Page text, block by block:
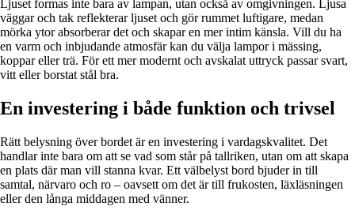
Ljuset formas inte bara av lampan, utan också av omgivningen. Ljusa
väggar och tak reflekterar ljuset och gör rummet luftigare, medan
mörka ytor absorberar det och skapar en mer intim känsla. Vill du ha
en varm och inbjudande atmosfär kan du välja lampor i mässing,
koppar eller trä. För ett mer modernt och avskalat uttryck passar svart,
vitt eller borstat stål bra.
En investering i både funktion och trivsel
Rätt belysning över bordet är en investering i vardagskvalitet. Det
handlar inte bara om att se vad som står på tallriken, utan om att skapa
en plats där man vill stanna kvar. Ett välbelyst bord bjuder in till
samtal, närvaro och ro – oavsett om det är till frukosten, läxläsningen
eller den långa middagen med vänner.